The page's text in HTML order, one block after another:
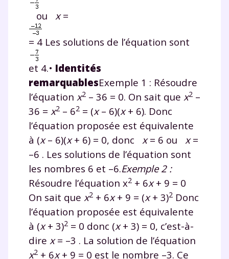
ou x=
= 4 Les solutions de l’équation sont
et 4.• Identités
remarquablesExemple 1 : Résoudre
l’équation x2 – 36 = 0. On sait que x2 –
36 = x2 – 62 = (x– 6)(x+ 6). Donc
l’équation proposée est équivalente
à (x– 6)(x+ 6) = 0, donc x= 6 ou x=
–6 . Les solutions de l’équation sont
les nombres 6 et –6.Exemple 2 :
Résoudre l’équation x2 + 6x+ 9 = 0
On sait que x2 + 6x+ 9 = (x+ 3)2 Donc
l’équation proposée est équivalente
à (x+ 3)2 = 0 donc (x+ 3) = 0, c’est-à-
dire x= –3 . La solution de l’équation
x2 + 6x+ 9 = 0 est le nombre –3. Ce
Envie de progresser
et de réussir votre
année scolaire ?
Testez gratuitement
pendant 24h notre
plateforme de soutien
scolaire !
Fiches de cours et vidéos ,exercices
corrigés , podcasts de révisions